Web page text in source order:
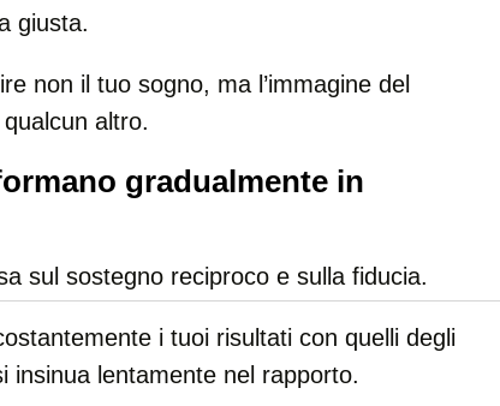
giusta.
non il tuo sogno, ma l’immagine del
altro.
gradualmente in
sul sostegno reciproco e sulla fiducia.
i tuoi risultati con quelli degli
insinua lentamente nel rapporto.